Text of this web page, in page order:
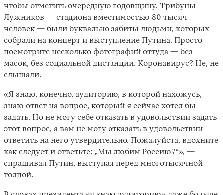
Instagram
X
чтобы отметить очередную годовщину. Трибуны
Лужников — стадиона вместимостью 80 тысяч
человек — были буквально забиты людьми, которых
собрали на концерт и выступление Путина. Просто
посмотрите несколько фотографий оттуда — без
масок, без социальной дистанции. Коронавирус? Не, не
слышали.
«Я знаю, конечно, аудиторию, в которой нахожусь,
знаю ответ на вопрос, который я сейчас хотел бы
задать. Но не могу себе отказать в удовольствии задать
этот вопрос, а вам не могу отказать в удовольствии
ответить на него утвердительно. Пожалуйста, вдохните
как следует и ответьте: „Мы любим Россию?“», —
спрашивал Путин, выступая перед многотысячной
толпой.